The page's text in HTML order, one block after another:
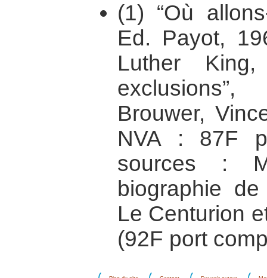
(1) “Où
Ed. Payot,
Luther
Brouwer,
NVA : 87F
sources :
biographie
Le Centurion
(92F port